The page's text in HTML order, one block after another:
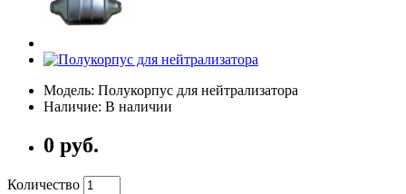
Модель: Полукорпус для нейтрализатора
Наличие: В наличии
0 руб.
Количество